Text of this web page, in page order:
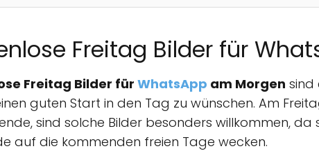
Freitag Bilder für
Freitag Bilder für WhatsApp am Morgen sind
guten Start in den Tag zu wünschen. Am
sind solche Bilder besonders willkommen,
auf die kommenden freien Tage wecken.